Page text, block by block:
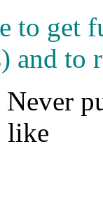
to get
and to
Never
like